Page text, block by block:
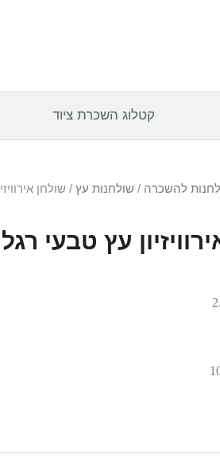
קטלוג השכרת ציוד
להשכרה /שולחנות עץ / שולחן
עץ טבעי